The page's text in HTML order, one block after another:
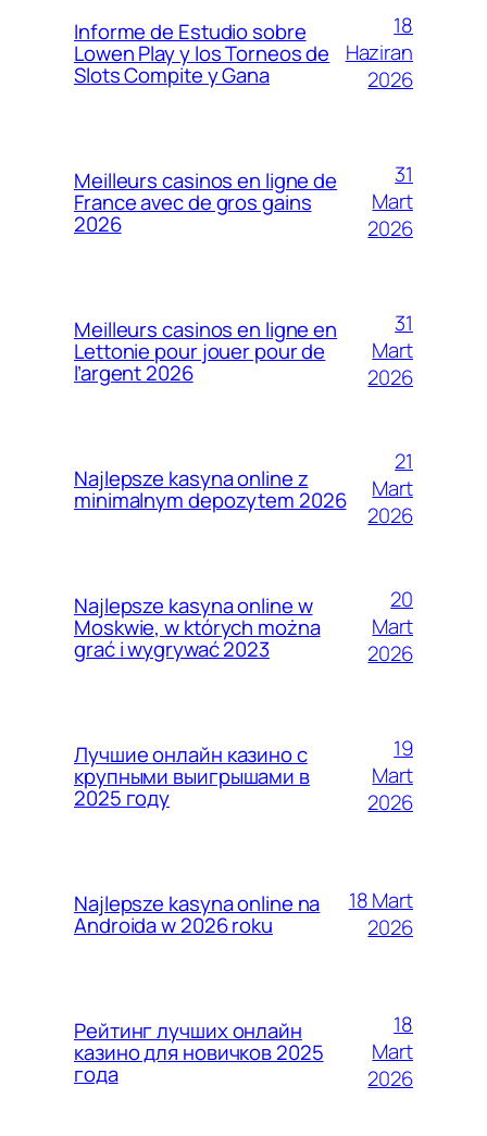
Informe de Estudio sobre
Lowen Play y los Torneos de
Slots Compite y Gana
18
Haziran
2026
Meilleurs casinos en ligne de
France avec de gros gains
2026
31
Mart
2026
Meilleurs casinos en ligne en
Lettonie pour jouer pour de
l’argent 2026
31
Mart
2026
Najlepsze kasyna online z
minimalnym depozytem 2026
21
Mart
2026
Najlepsze kasyna online w
Moskwie, w których można
grać i wygrywać 2023
20
Mart
2026
Лучшие онлайн казино с
крупными выигрышами в
2025 году
19
Mart
2026
Najlepsze kasyna online na
Androida w 2026 roku
18 Mart
2026
Рейтинг лучших онлайн
казино для новичков 2025
года
18
Mart
2026